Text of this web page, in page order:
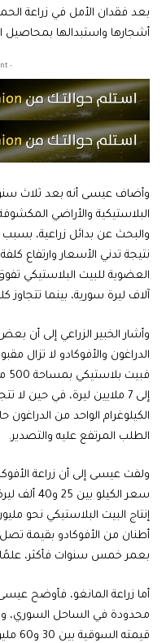
بعد فقدان الأمل في زراعة
أشجارها واستبدالها بمحاصيل
- Advertisement -
وأضاف عيسى أنه بعد ثلاث
البلاستيكية والأراضي
والبحث عن بدائل زراعية،
نتيجة تدني الأسعار وارتفاع
آلاف ليرة سورية، بينما تتجاوز
وأشار الخبير الزراعي إلى أن
الدراغون والأفوكادو لا تزال
إلى 7 ملايين ليرة، في حين لا
الطلب المرتفع عليه والتصدير.
ولفت عيسى إلى أن زراعة
سعر
بعمر خمس سنوات فأكثر، علمًا أن
محدودة في الساحل السوري،